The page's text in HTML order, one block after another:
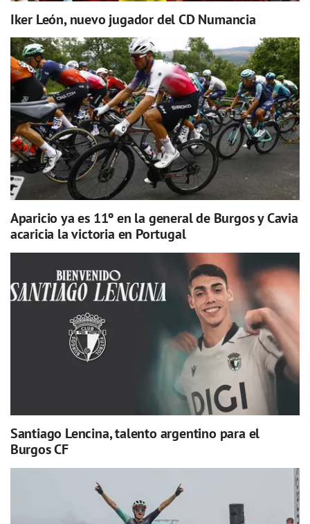
Iker León, nuevo jugador del CD Numancia
Aparicio ya es 11º en la general de Burgos y Cavia
acaricia la victoria en Portugal
Santiago Lencina, talento argentino para el
Burgos CF